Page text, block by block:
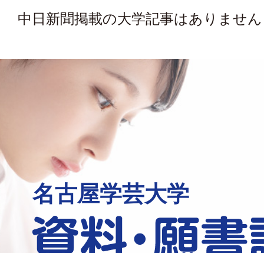
中日新聞掲載の大学記事はありません
名古屋学芸大学